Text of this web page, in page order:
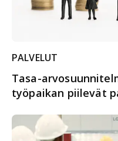
PALVELUT
Tasa-
työpaikan piilevät